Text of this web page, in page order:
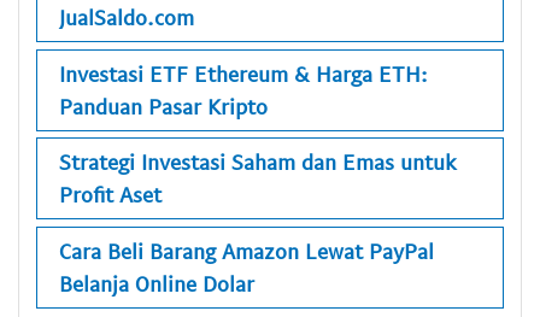
JualSaldo.com
Investasi ETF Ethereum & Harga ETH:
Panduan Pasar Kripto
Strategi Investasi Saham dan Emas untuk
Profit Aset
Cara Beli Barang Amazon Lewat PayPal
Belanja Online Dolar